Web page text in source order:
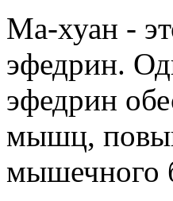
Ма-хуан -
эфедрин.
эфедрин
мышц,
мышечного